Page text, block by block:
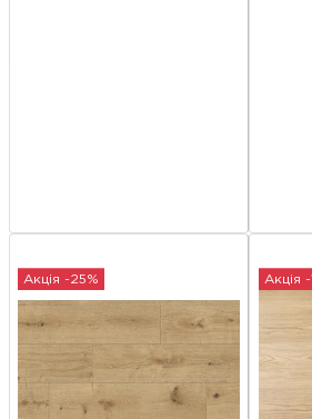
Акція -25% Акція -